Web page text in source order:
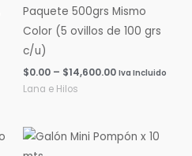
Paquete 500grs Mismo
Color (5 ovillos de 100 grs
c/u)
$0.00 – $14,600.00 Iva Incluido
Lana e Hilos